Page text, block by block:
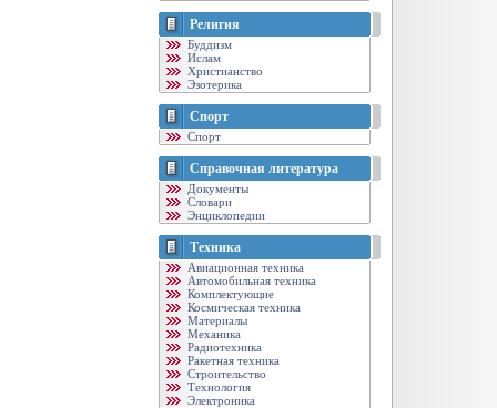
Религия
Буддизм
Ислам
Христианство
Эзотерика
Спорт
Спорт
Справочная литература
Документы
Словари
Энциклопедии
Техника
Авиационная техника
Автомобильная техника
Комплектующие
Космическая техника
Материалы
Механика
Радиотехника
Ракетная техника
Строительство
Технология
Электроника